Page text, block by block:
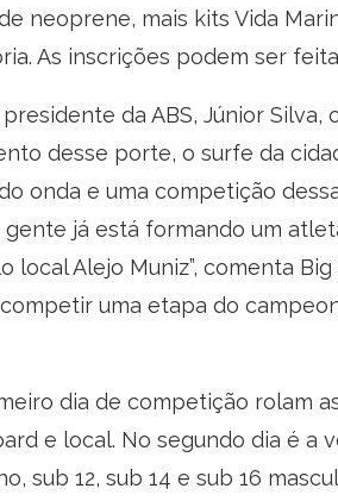
neoprene, mais kits Vida
As inscrições podem ser
da ABS, Júnior
desse porte, o surfe da
onda e uma competição
gente já está formando um
local Alejo Muniz”, comenta
uma etapa do
dia de competição rolam
e local. No segundo dia é a
sub 12, sub 14 e sub 16